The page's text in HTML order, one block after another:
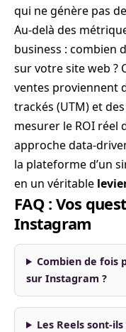
qui ne génère pas
Au-delà des
business : combien
sur votre site web ?
ventes proviennent
trackés (UTM) et
mesurer le ROI réel
approche data-
la plateforme d’un
en un véritable
FAQ : Vos
Instagram
Combien de fois
sur Instagram ?
Les Reels sont-